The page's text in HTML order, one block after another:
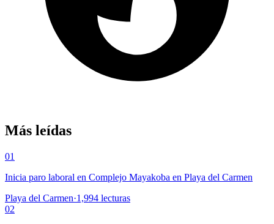
Más leídas
01
Inicia paro laboral en Complejo Mayakoba en Playa del Carmen
Playa del Carmen·1,994 lecturas
02